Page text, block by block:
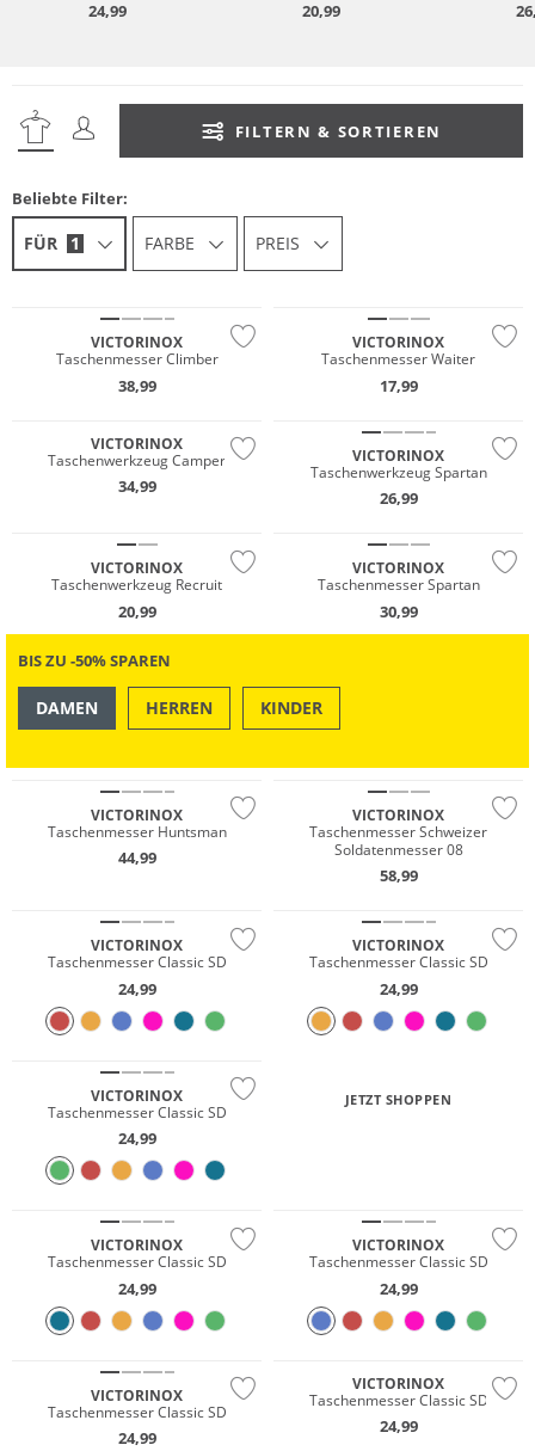
24,99 20,99
FILTERN & SORTIEREN
Beliebte Filter:
FÜR 1 FARBE PREIS
VICTORINOX
Taschenmesser Climber
38,99
VICTORINOX
Taschenmesser Waiter
17,99
VICTORINOX
Taschenwerkzeug Camper
34,99
VICTORINOX
Taschenwerkzeug Spartan
26,99
VICTORINOX
Taschenwerkzeug Recruit
20,99
VICTORINOX
Taschenmesser Spartan
30,99
BIS ZU -50% SPAREN
DAMEN HERREN KINDER
VICTORINOX
Taschenmesser Huntsman
44,99
VICTORINOX
Taschenmesser Schweizer
Soldatenmesser 08
58,99
VICTORINOX
Taschenmesser Classic SD
24,99
VICTORINOX
Taschenmesser Classic SD
24,99
VICTORINOX
Taschenmesser Classic SD
24,99
JETZT SHOPPEN
VICTORINOX
Taschenmesser Classic SD
24,99
VICTORINOX
Taschenmesser Classic SD
24,99
VICTORINOX
Taschenmesser Classic SD
24,99
VICTORINOX
Taschenmesser Classic SD
24,99